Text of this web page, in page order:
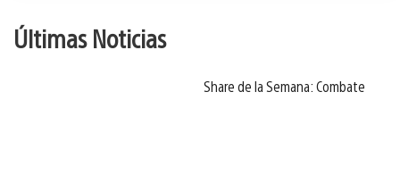
Últimas Noticias
Share de la Semana: Combate